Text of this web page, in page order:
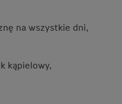
na wszystkie dni,
kąpielowy,